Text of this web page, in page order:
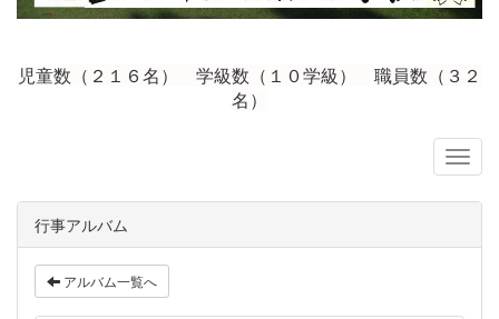
児童数（２１６名） 学級数（１０学級） 職員数（３２
名）
行事アルバム
アルバム一覧へ